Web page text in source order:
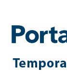
content